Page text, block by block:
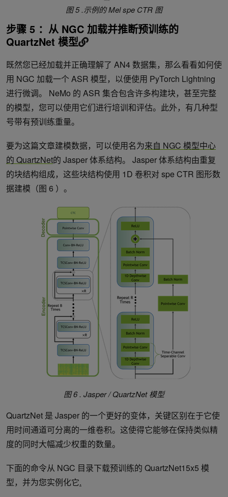
图 5 .示例的 Mel spe CTR 图
步骤 5 ：从 NGC 加载并推断预训练的
QuartzNet 模型
既然您已经加载并正确理解了 AN4 数据集，那么看看如何使
用 NGC 加载一个 ASR 模型，以便使用 PyTorch Lightning
进行微调。 NeMo 的 ASR 集合包含许多构建块，甚至完整
的模型，您可以使用它们进行培训和评估。此外，有几种型
号带有预训练重量。
要为这篇文章建模数据，可以使用名为来自 NGC 模型中心
的 QuartzNet的 Jasper 体系结构。 Jasper 体系结构由重复
的块结构组成，这些块结构使用 1D 卷积对 spe CTR 图形数
据建模（图 6 ）。
图 6 . Jasper / QuartzNet 模型
QuartzNet 是 Jasper 的一个更好的变体，关键区别在于它使
用时间通道可分离的一维卷积。这使得它能够在保持类似精
度的同时大幅减少权重的数量。
下面的命令从 NGC 目录下载预训练的 QuartzNet15x5 模
型，并为您实例化它.